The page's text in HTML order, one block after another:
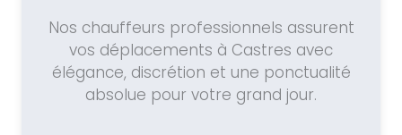
Nos chauffeurs professionnels assurent
vos déplacements à Castres avec
élégance, discrétion et une ponctualité
absolue pour votre grand jour.